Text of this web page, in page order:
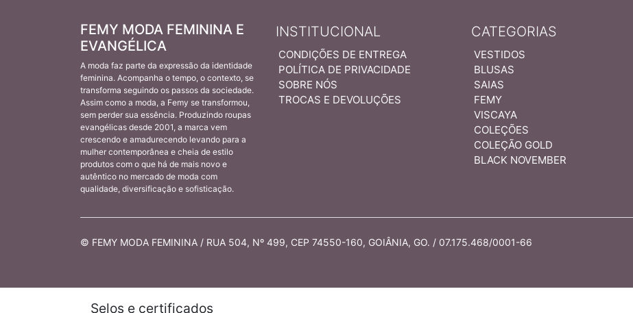
INSTITUCIONAL
CONDIÇÕES DE ENTREGA
POLÍTICA DE PRIVACIDADE
SOBRE NÓS
TROCAS E DEVOLUÇÕES
CATEGORIAS
VESTIDOS
BLUSAS
SAIAS
FEMY
VISCAYA
COLEÇÕES
COLEÇÃO GOLD
BLACK NOVEMBER
FEMY MODA FEMININA E
EVANGÉLICA
A moda faz parte da expressão da identidade
feminina. Acompanha o tempo, o contexto, se
transforma seguindo os passos da sociedade.
Assim como a moda, a Femy se transformou,
sem perder sua essência. Produzindo roupas
evangélicas desde 2001, a marca vem
crescendo e amadurecendo levando para a
mulher contemporânea e cheia de estilo
produtos com o que há de mais novo e
autêntico no mercado de moda com
qualidade, diversificação e sofisticação.
© FEMY MODA FEMININA / RUA 504, Nº 499, CEP 74550-160, GOIÂNIA, GO. / 07.175.468/0001-66
Selos e certificados